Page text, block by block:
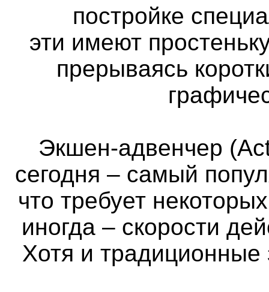
постройке
эти имеют
прерываясь
Экшен-адвенчер
сегодня – самый
что требует
иногда – скорости
Хотя и традиционные